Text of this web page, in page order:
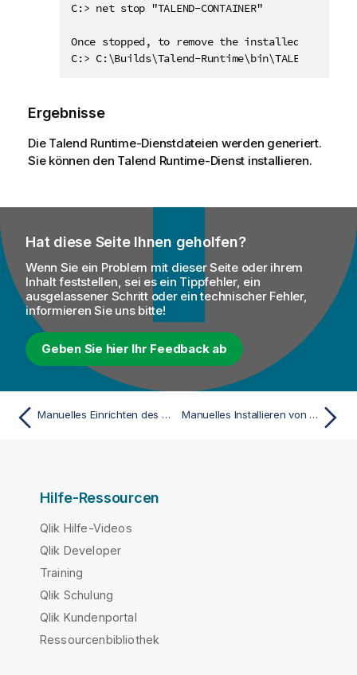
C:> net stop "TALEND-CONTAINER"
Once stopped, to remove the installed service
C:> C:\Builds\Talend-Runtime\bin\TALEND-
Ergebnisse
Die Talend Runtime-Dienstdateien werden generiert.
Sie können den Talend Runtime-Dienst installieren.
Hat diese Seite Ihnen geholfen?
Wenn Sie ein Problem mit dieser Seite oder ihrem
Inhalt feststellen, sei es ein Tippfehler, ein
ausgelassener Schritt oder ein technischer Fehler,
informieren Sie uns bitte!
Geben Sie hier Ihr Feedback ab
Manuelles Einrichten des Talend Runtime-Dienstes Manuelles Installieren von Talend Runtime als Dienst
Hilfe-Ressourcen
Qlik Hilfe-Videos
Qlik Developer
Training
Qlik Schulung
Qlik Kundenportal
Ressourcenbibliothek